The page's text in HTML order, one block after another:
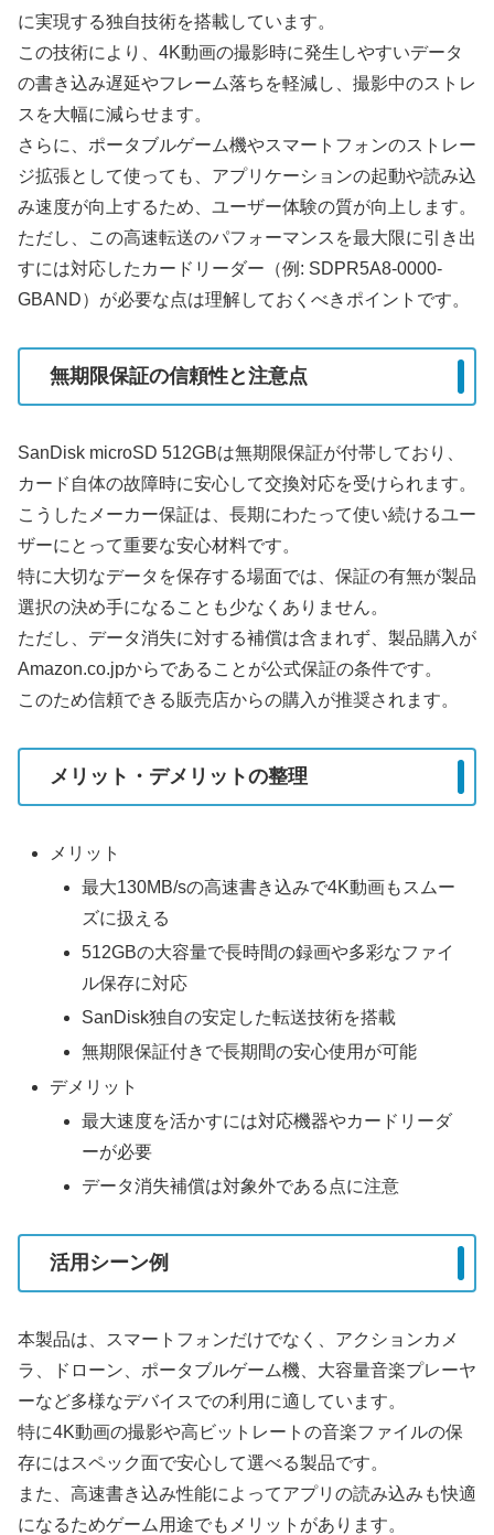
に実現する独自技術を搭載しています。
この技術により、4K動画の撮影時に発生しやすいデータ
の書き込み遅延やフレーム落ちを軽減し、撮影中のストレ
スを大幅に減らせます。
さらに、ポータブルゲーム機やスマートフォンのストレー
ジ拡張として使っても、アプリケーションの起動や読み込
み速度が向上するため、ユーザー体験の質が向上します。
ただし、この高速転送のパフォーマンスを最大限に引き出
すには対応したカードリーダー（例: SDPR5A8-0000-
GBAND）が必要な点は理解しておくべきポイントです。
無期限保証の信頼性と注意点
SanDisk microSD 512GBは無期限保証が付帯しており、
カード自体の故障時に安心して交換対応を受けられます。
こうしたメーカー保証は、長期にわたって使い続けるユー
ザーにとって重要な安心材料です。
特に大切なデータを保存する場面では、保証の有無が製品
選択の決め手になることも少なくありません。
ただし、データ消失に対する補償は含まれず、製品購入が
Amazon.co.jpからであることが公式保証の条件です。
このため信頼できる販売店からの購入が推奨されます。
メリット・デメリットの整理
メリット
最大130MB/sの高速書き込みで4K動画もスムー
ズに扱える
512GBの大容量で長時間の録画や多彩なファイ
ル保存に対応
SanDisk独自の安定した転送技術を搭載
無期限保証付きで長期間の安心使用が可能
デメリット
最大速度を活かすには対応機器やカードリーダ
ーが必要
データ消失補償は対象外である点に注意
活用シーン例
本製品は、スマートフォンだけでなく、アクションカメ
ラ、ドローン、ポータブルゲーム機、大容量音楽プレーヤ
ーなど多様なデバイスでの利用に適しています。
特に4K動画の撮影や高ビットレートの音楽ファイルの保
存にはスペック面で安心して選べる製品です。
また、高速書き込み性能によってアプリの読み込みも快適
になるためゲーム用途でもメリットがあります。